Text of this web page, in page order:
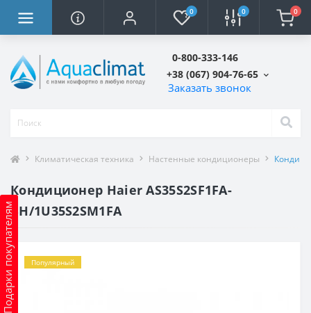
0 0 0
0-800-333-146
+38 (067) 904-76-65
Заказать звонок
Подарки покупателям
Климатическая техника Настенные кондиционеры
Кондиционер Haier AS35S2SF1FA-
BH/1U35S2SM1FA
Популярный